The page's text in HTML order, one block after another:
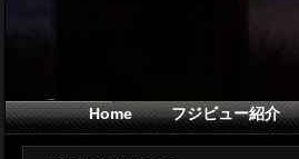
Home フジビュー紹介